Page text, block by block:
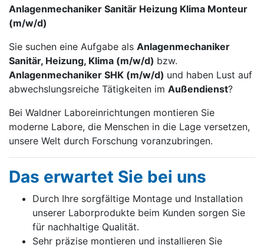
Anlagenmechaniker Sanitär Heizung Klima Monteur
(m/w/d)
Sie suchen eine Aufgabe als Anlagenmechaniker
Sanitär, Heizung, Klima (m/w/d) bzw.
Anlagenmechaniker SHK (m/w/d) und haben Lust auf
abwechslungsreiche Tätigkeiten im Außendienst?
Bei Waldner Laboreinrichtungen montieren Sie
moderne Labore, die Menschen in die Lage versetzen,
unsere Welt durch Forschung voranzubringen.
Das erwartet Sie bei uns
Durch Ihre sorgfältige Montage und Installation
unserer Laborprodukte beim Kunden sorgen Sie
für nachhaltige Qualität.
Sehr präzise montieren und installieren Sie